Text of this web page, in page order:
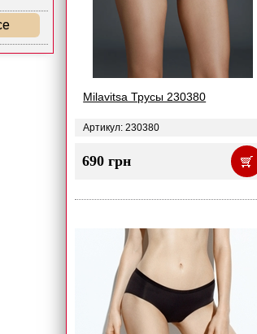
Milavitsa Трусы 230380
Артикул: 230380
690 грн